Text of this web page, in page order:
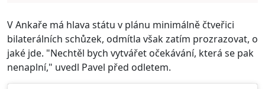
V Ankaře má hlava státu v plánu minimálně čtveřici
bilaterálních schůzek, odmítla však zatím prozrazovat, o
jaké jde. "Nechtěl bych vytvářet očekávání, která se pak
nenaplní," uvedl Pavel před odletem.